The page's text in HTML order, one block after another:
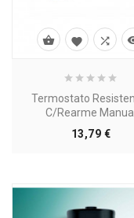
Termostato
C/rearme Manual
13,79 €
  